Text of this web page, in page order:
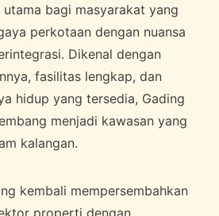
bagi masyarakat yang
perkotaan dengan nuansa
Dikenal dengan
fasilitas lengkap, dan
hidup yang tersedia, Gading
menjadi kawasan yang
kalangan.
kembali mempersembahkan